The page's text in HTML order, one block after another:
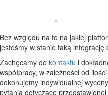
Bez względu na to na jakiej
jesteśmy w stanie taką integrację
Zachęcamy do kontaktu i
współpracy, w zależności od
dokonujemy indywidualnej
pytania dotyczące